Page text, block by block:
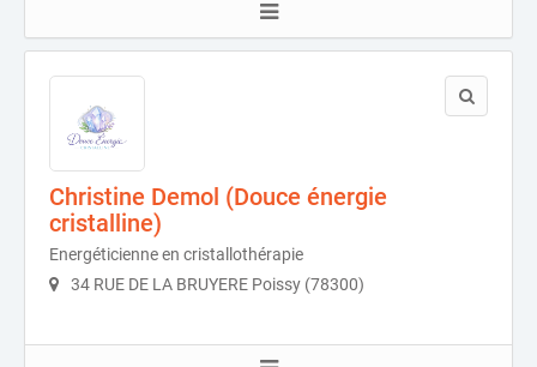
Christine Demol (Douce énergie
cristalline)
Energéticienne en cristallothérapie
34 RUE DE LA BRUYERE Poissy (78300)